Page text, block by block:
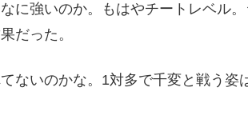
に強いのか。もはやチートレベル
だった。
ないのかな。1対多で千変と戦う姿